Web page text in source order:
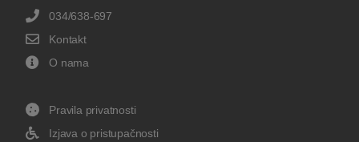
034/638-697
Kontakt
O nama
Pravila privatnosti
Izjava o pristupačnosti